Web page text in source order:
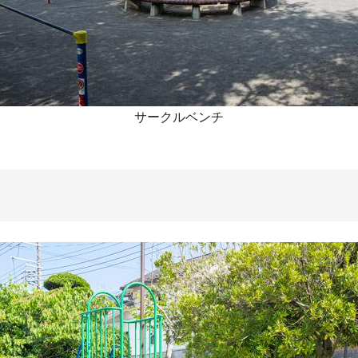
サークルベンチ